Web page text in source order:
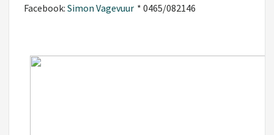
Facebook: Simon Vagevuur * 0465/082146